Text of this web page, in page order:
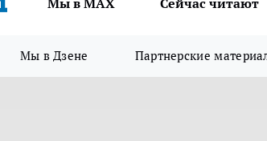
Мы в МАХ Сейчас читают
Мы в Дзене Партнерские